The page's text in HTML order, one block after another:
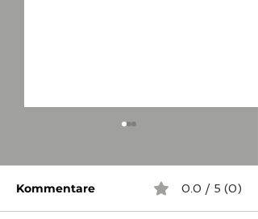
Kommentare 0.0 / 5 (0)